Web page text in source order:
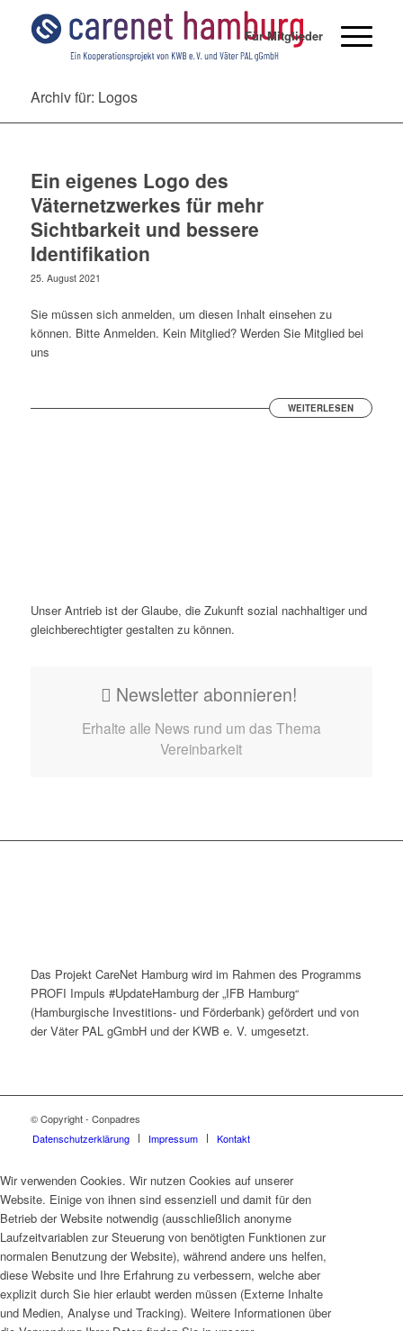
Für Mitglieder
Archiv für: Logos
Ein eigenes Logo des
Väternetzwerkes für mehr
Sichtbarkeit und bessere
Identifikation
25. August 2021
Sie müssen sich anmelden, um diesen Inhalt einsehen zu
können. Bitte Anmelden. Kein Mitglied? Werden Sie Mitglied bei
uns
WEITERLESEN
Unser Antrieb ist der Glaube, die Zukunft sozial nachhaltiger und
gleichberechtigter gestalten zu können.
Newsletter abonnieren!
Erhalte alle News rund um das Thema
Vereinbarkeit
Das Projekt CareNet Hamburg wird im Rahmen des Programms
PROFI Impuls #UpdateHamburg der „IFB Hamburg“
(Hamburgische Investitions- und Förderbank) gefördert und von
der Väter PAL gGmbH und der KWB e. V. umgesetzt.
© Copyright - Conpadres
Datenschutzerklärung
Impressum Kontakt
Wir verwenden Cookies. Wir nutzen Cookies auf unserer
Website. Einige von ihnen sind essenziell und damit für den
Betrieb der Website notwendig (ausschließlich anonyme
Laufzeitvariablen zur Steuerung von benötigten Funktionen zur
normalen Benutzung der Website), während andere uns helfen,
diese Website und Ihre Erfahrung zu verbessern, welche aber
explizit durch Sie hier erlaubt werden müssen (Externe Inhalte
und Medien, Analyse und Tracking). Weitere Informationen über